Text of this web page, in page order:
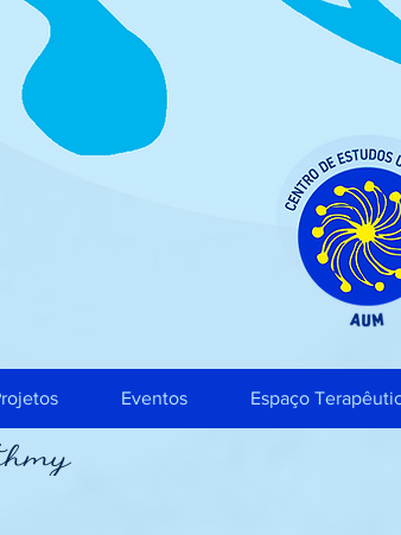
Eventos Espaço